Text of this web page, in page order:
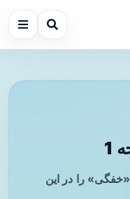
را در این